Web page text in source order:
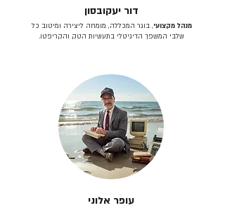
דור יעקובסון
מנהל מקצועי, בוגר המכללה, מומחה ליצירה ומיטוב כל
שלבי המשפך הדיגיטלי בתעשיות הטק והקריפטו.
עופר אלוני